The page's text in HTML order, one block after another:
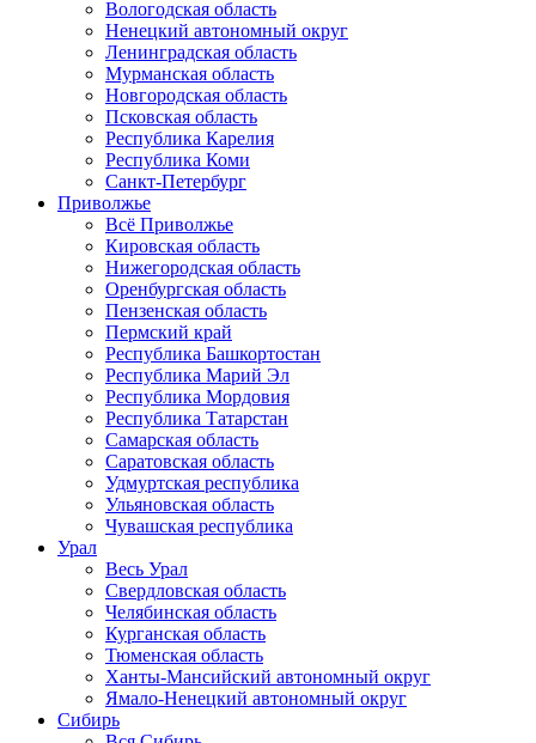
Вологодская область
Ненецкий автономный округ
Ленинградская область
Мурманская область
Новгородская область
Псковская область
Республика Карелия
Республика Коми
Санкт-Петербург
Приволжье
Всё Приволжье
Кировская область
Нижегородская область
Оренбургская область
Пензенская область
Пермский край
Республика Башкортостан
Республика Марий Эл
Республика Мордовия
Республика Татарстан
Самарская область
Саратовская область
Удмуртская республика
Ульяновская область
Чувашская республика
Урал
Весь Урал
Свердловская область
Челябинская область
Курганская область
Тюменская область
Ханты-Мансийский автономный округ
Ямало-Ненецкий автономный округ
Сибирь